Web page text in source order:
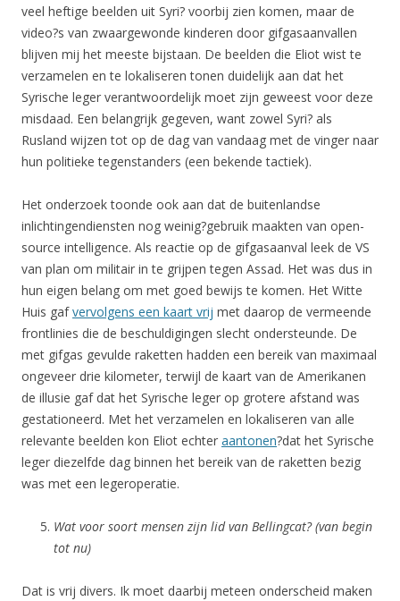
veel heftige beelden uit Syri? voorbij zien komen, maar de
video?s van zwaargewonde kinderen door gifgasaanvallen
blijven mij het meeste bijstaan. De beelden die Eliot wist te
verzamelen en te lokaliseren tonen duidelijk aan dat het
Syrische leger verantwoordelijk moet zijn geweest voor deze
misdaad. Een belangrijk gegeven, want zowel Syri? als
Rusland wijzen tot op de dag van vandaag met de vinger naar
hun politieke tegenstanders (een bekende tactiek).
Het onderzoek toonde ook aan dat de buitenlandse
inlichtingendiensten nog weinig?gebruik maakten van open-
source intelligence. Als reactie op de gifgasaanval leek de VS
van plan om militair in te grijpen tegen Assad. Het was dus in
hun eigen belang om met goed bewijs te komen. Het Witte
Huis gafvervolgens een kaart vrij met daarop de vermeende
frontlinies die de beschuldigingen slecht ondersteunde. De
met gifgas gevulde raketten hadden een bereik van maximaal
ongeveer drie kilometer, terwijl de kaart van de Amerikanen
de illusie gaf dat het Syrische leger op grotere afstand was
gestationeerd. Met het verzamelen en lokaliseren van alle
relevante beelden kon Eliot echter aantonen?dat het Syrische
leger diezelfde dag binnen het bereik van de raketten bezig
was met een legeroperatie.
Wat voor soort mensen zijn lid van Bellingcat? (van begin
tot nu)
Dat is vrij divers. Ik moet daarbij meteen onderscheid maken